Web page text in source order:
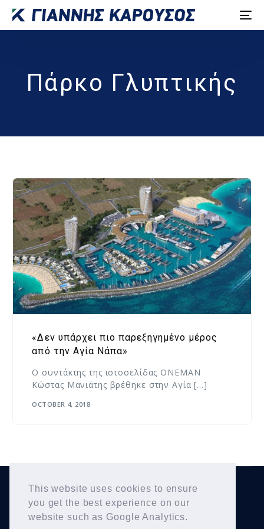
This website uses cookies to ensure
you get the best experience on our
website such as Google Analytics.
Πάρκο Γλυπτικής
«Δεν υπάρχει πιο παρεξηγημένο μέρος
από την Αγία Νάπα»
Ο συντάκτης της ιστοσελίδας ONEMAN
Κώστας Μανιάτης βρέθηκε στην Αγία […]
OCTOBER 4, 2018
Copyright © 2026Yiannis Karousos. All Rights
Reserved.